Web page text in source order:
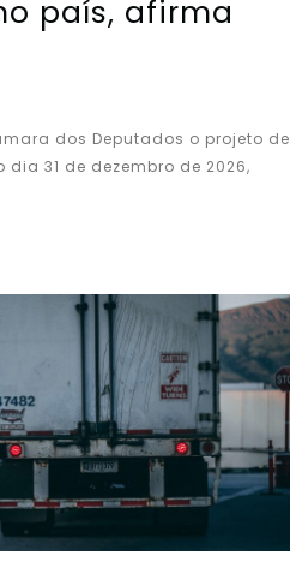
país, afirma
dos Deputados o projeto de
dia 31 de dezembro de 2026,